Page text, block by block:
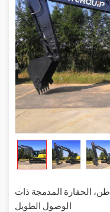
الحفارة ذات المحراث الخلفي سعة 20 طن، الحفارة المدمجة ذات
الوصول الطويل